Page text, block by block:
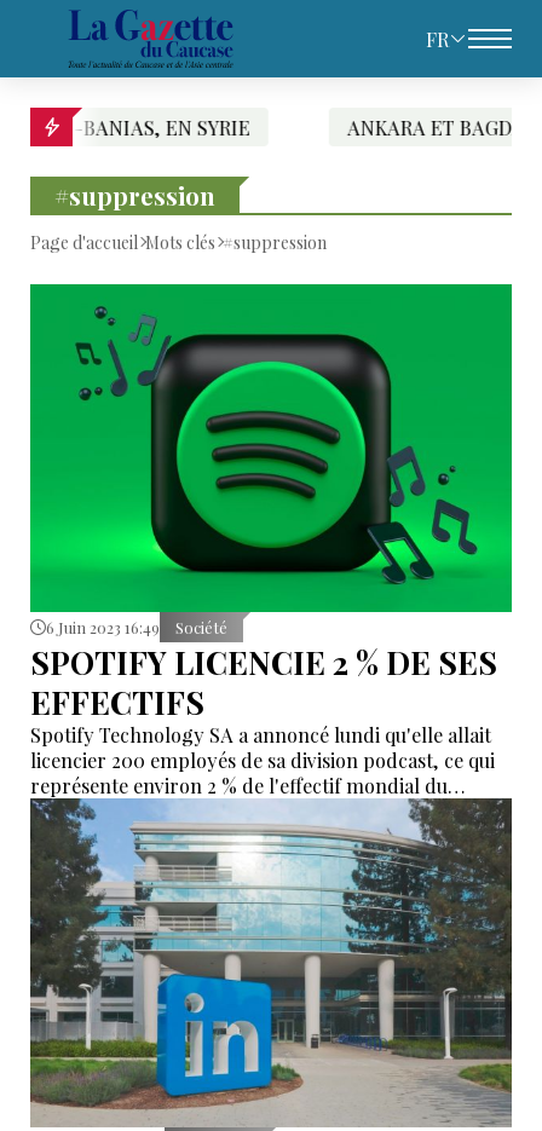
FR
EN SYRIE ANKARA ET BAGDAD SIGNENT UN
#suppression
Page d'accueil Mots clés #suppression
6 Juin 2023 16:49 Société
SPOTIFY LICENCIE 2 % DE SES
EFFECTIFS
Spotify Technology SA a annoncé lundi qu'elle allait
licencier 200 employés de sa division podcast, ce qui
représente environ 2 % de l'effectif mondial du
diffuseur de musique en continu.